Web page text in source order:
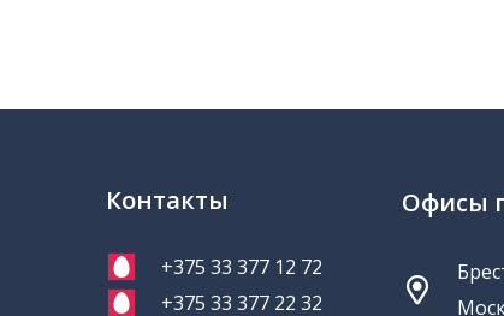
Контакты
+375 33 377 12 72
+375 33 377 22 32
Офисы